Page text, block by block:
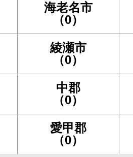
海老名市
（0）
綾瀬市
（0）
中郡
（0）
愛甲郡
（0）